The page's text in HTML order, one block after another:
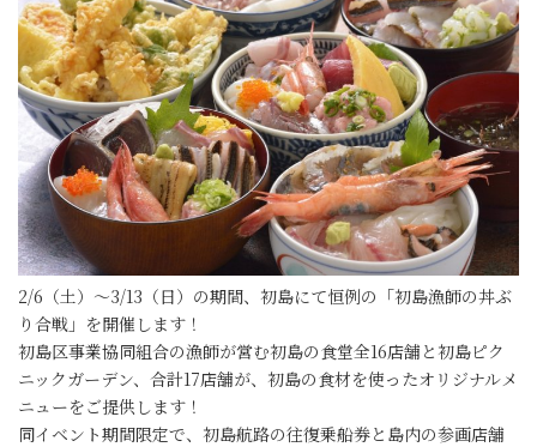
2/6（土）～3/13（日）の期間、初島にて恒例の「初島漁師の丼ぶ
り合戦」を開催します！
初島区事業協同組合の漁師が営む初島の食堂全16店舗と初島ピク
ニックガーデン、合計17店舗が、初島の食材を使ったオリジナルメ
ニューをご提供します！
同イベント期間限定で、初島航路の往復乗船券と島内の参画店舗